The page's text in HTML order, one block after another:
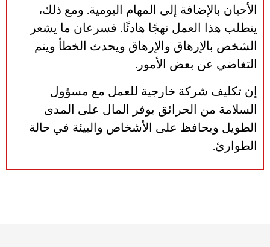
الأحيان بالإضافة إلى المهام اليومية. ومع ذلك،
يتطلب هذا العمل نهجًا هادئًا. فسرعان ما يشعر
الشخص بالإرهاق والإرهاق ويحدث الخطأ ويتم
التغاضي عن بعض الأمور.
إن تكليف شركة خارجية للعمل مع مسؤول
السلامة من الحرائق يوفر المال على المدى
الطويل ويحافظ على الأشخاص والبيئة في حالة
الطوارئ.